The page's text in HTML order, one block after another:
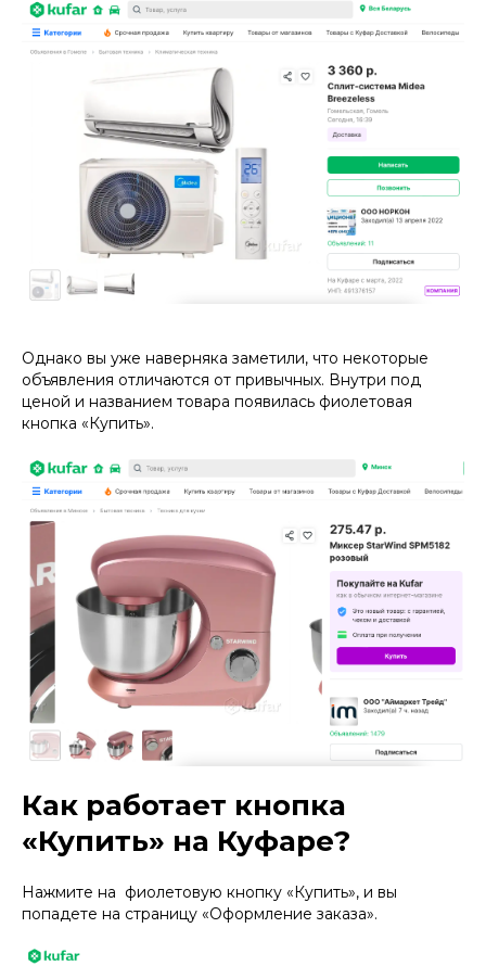
Однако вы уже наверняка заметили, что некоторые
объявления отличаются от привычных. Внутри под
ценой и названием товара появилась фиолетовая
кнопка «Купить».
Как работает кнопка
«Купить» на Куфаре?
Нажмите на фиолетовую кнопку «Купить», и вы
попадете на страницу «Оформление заказа».